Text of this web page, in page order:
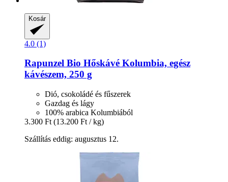
Kosár
4.0 (1)
Rapunzel Bio Hőskávé Kolumbia, egész
kávészem, 250 g
Dió, csokoládé és fűszerek
Gazdag és lágy
100% arabica Kolumbiából
3.300 Ft (13.200 Ft / kg)
Szállítás eddig: augusztus 12.